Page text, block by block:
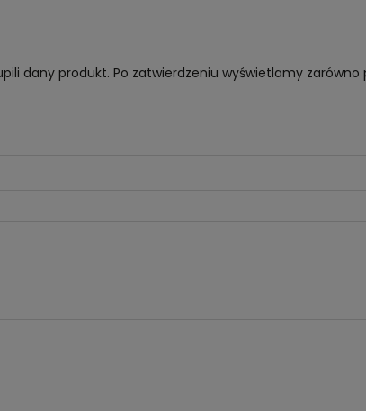
dany produkt. Po zatwierdzeniu wyświetlamy